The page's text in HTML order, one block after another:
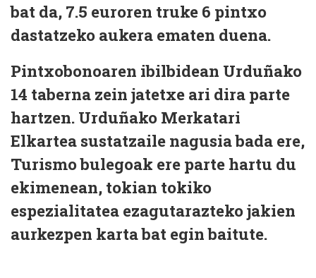
bat da, 7.5 euroren truke 6 pintxo
dastatzeko aukera ematen duena.
Pintxobonoaren ibilbidean Urduñako
14 taberna zein jatetxe ari dira parte
hartzen. Urduñako Merkatari
Elkartea sustatzaile nagusia bada ere,
Turismo bulegoak ere parte hartu du
ekimenean, tokian tokiko
espezialitatea ezagutarazteko jakien
aurkezpen karta bat egin baitute.